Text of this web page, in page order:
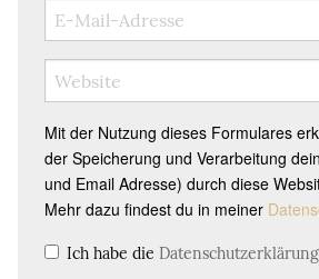
Mit der Nutzung dieses Formulares
der Speicherung und Verarbeitung
und Email Adresse) durch diese
Mehr dazu findest du in meiner
Ich habe die Datenschutzerklärung